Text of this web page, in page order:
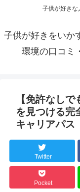
子供が好きな
子供が好きをいか
環境の口コミ
【免許なし
を見つける完
キャリアパス
Twitter
Pocket